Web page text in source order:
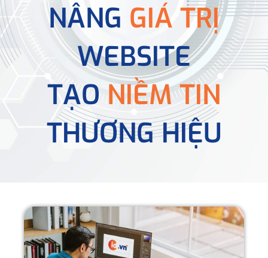
NÂNG GIÁ TRỊ
WEBSITE
TẠONIỀM TIN
THƯƠNG HIỆU